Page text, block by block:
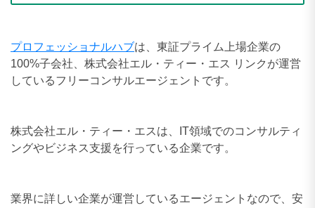
プロフェッショナルハブは、東証プライム上場企業の
100%子会社、株式会社エル・ティー・エス リンクが運営
しているフリーコンサルエージェントです。
株式会社エル・ティー・エスは、IT領域でのコンサルティ
ングやビジネス支援を行っている企業です。
業界に詳しい企業が運営しているエージェントなので、安